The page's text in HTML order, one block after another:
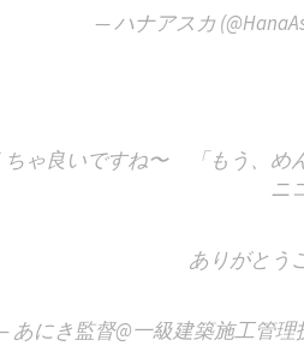
— ハナアスカ
ちゃ良いですね〜 「もう、め
ニ
ありがとう
あにき監督@一級建築施工管理